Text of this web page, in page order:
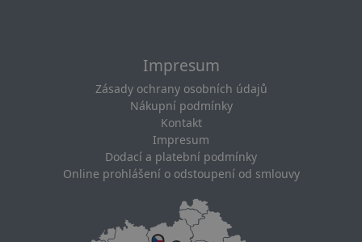
Impresum
Zásady ochrany osobních údajů
Nákupní podmínky
Kontakt
Impresum
Dodací a platební podmínky
Online prohlášení o odstoupení od smlouvy